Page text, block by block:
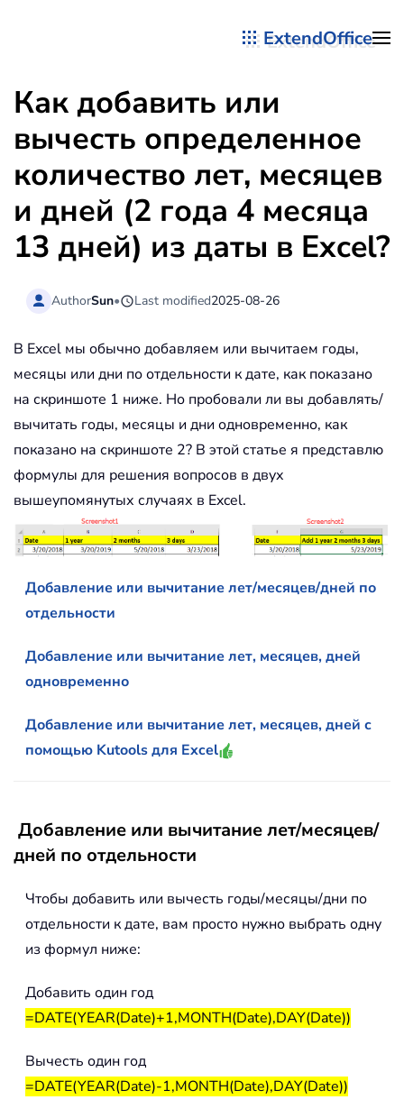
ExtendOffice
Как добавить или
вычесть определенное
количество лет, месяцев
и дней (2 года 4 месяца
13 дней) из даты в Excel?
AuthorSun• Last modified2025-08-26
В Excel мы обычно добавляем или вычитаем годы,
месяцы или дни по отдельности к дате, как показано
на скриншоте 1 ниже. Но пробовали ли вы добавлять/
вычитать годы, месяцы и дни одновременно, как
показано на скриншоте 2? В этой статье я представлю
формулы для решения вопросов в двух
вышеупомянутых случаях в Excel.
Добавление или вычитание лет/месяцев/дней по
отдельности
Добавление или вычитание лет, месяцев, дней
одновременно
Добавление или вычитание лет, месяцев, дней с
помощью Kutools для Excel
Добавление или вычитание лет/месяцев/
дней по отдельности
Чтобы добавить или вычесть годы/месяцы/дни по
отдельности к дате, вам просто нужно выбрать одну
из формул ниже:
Добавить один год
=DATE(YEAR(Date)+1,MONTH(Date),DAY(Date))
Вычесть один год
=DATE(YEAR(Date)-1,MONTH(Date),DAY(Date))